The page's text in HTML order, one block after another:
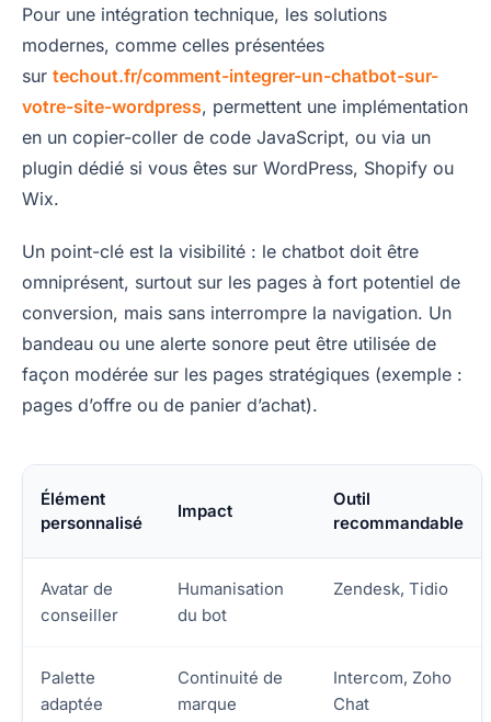
Pour une intégration technique, les solutions
modernes, comme celles présentées
sur techout.fr/comment-integrer-un-chatbot-sur-
votre-site-wordpress, permettent une implémentation
en un copier-coller de code JavaScript, ou via un
plugin dédié si vous êtes sur WordPress, Shopify ou
Wix.
Un point-clé est la visibilité : le chatbot doit être
omniprésent, surtout sur les pages à fort potentiel de
conversion, mais sans interrompre la navigation. Un
bandeau ou une alerte sonore peut être utilisée de
façon modérée sur les pages stratégiques (exemple :
pages d’offre ou de panier d’achat).
Élément
personnalisé
Impact
Outil
recommandable
Avatar de
conseiller
Humanisation
du bot
Zendesk, Tidio
Palette
adaptée
Continuité de
marque
Intercom, Zoho
Chat